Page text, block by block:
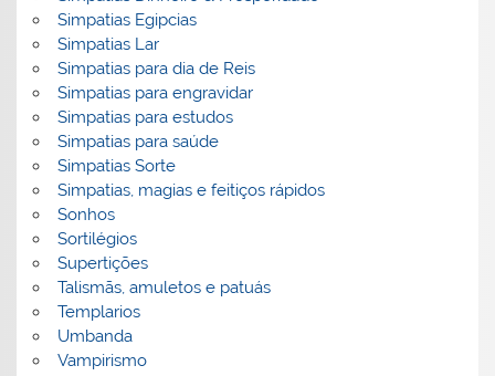
Simpatias Egipcias
Simpatias Lar
Simpatias para dia de Reis
Simpatias para engravidar
Simpatias para estudos
Simpatias para saúde
Simpatias Sorte
Simpatias, magias e feitiços rápidos
Sonhos
Sortilégios
Supertições
Talismãs, amuletos e patuás
Templarios
Umbanda
Vampirismo